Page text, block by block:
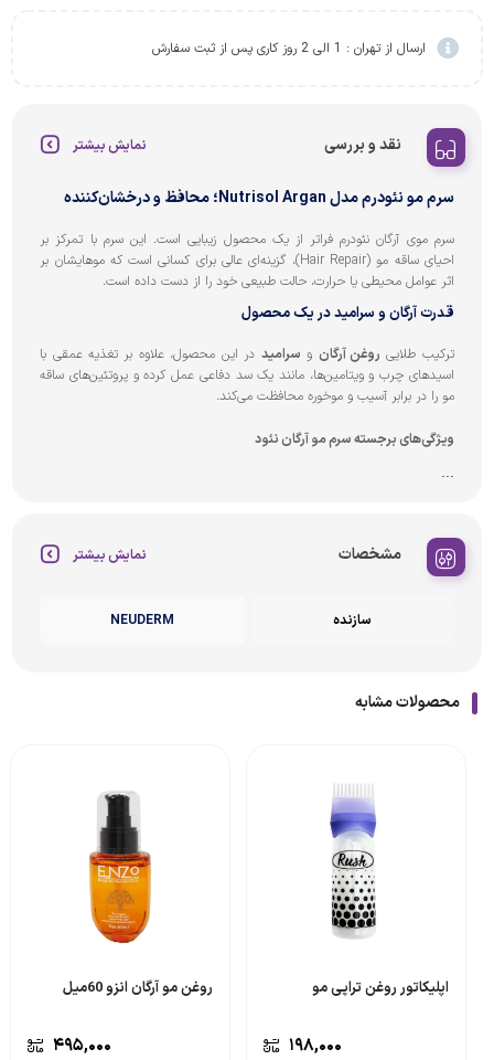
ارسال از تهران : 1 الی 2 روز کاری پس از ثبت سفارش
نقد و بررسی نمایش بیشتر
سرم مو نئودرم مدل Nutrisol Argan؛ محافظ و درخشان‌کننده
سرم موی آرگان نئودرم فراتر از یک محصول زیبایی است. این سرم با تمرکز بر
احیای ساقه مو (Hair Repair)، گزینه‌ای عالی برای کسانی است که موهایشان بر
اثر عوامل محیطی یا حرارت، حالت طبیعی خود را از دست داده است.
قدرت آرگان و سرامید در یک محصول
ترکیب طلایی روغن آرگان و سرامید در این محصول، علاوه بر تغذیه عمقی با
اسیدهای چرب و ویتامین‌ها، مانند یک سد دفاعی عمل کرده و پروتئین‌های ساقه
مو را در برابر آسیب و موخوره محافظت می‌کند.
ویژگی‌های برجسته سرم مو آرگان نئود
...
مشخصات نمایش بیشتر
سازنده NEUDERM
محصولات مشابه
اپلیکاتور روغن تراپی مو
۱۹۸,۰۰۰
روغن مو آرگان انزو 60میل
۴۹۵,۰۰۰